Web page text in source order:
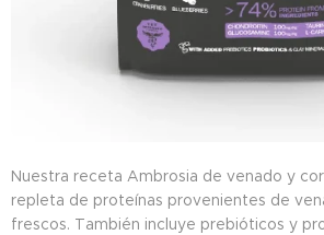
Nuestra receta Ambrosia de venado y
repleta de proteínas provenientes de
frescos. También incluye prebióticos y